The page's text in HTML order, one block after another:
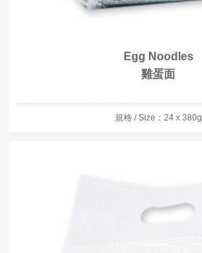
Egg Noodles
雞蛋面
規格 / Size：24 x 380g